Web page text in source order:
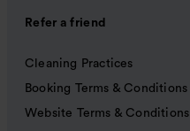
Refer a friend
Cleaning Practices
Booking Terms & Conditions
Website Terms & Conditions